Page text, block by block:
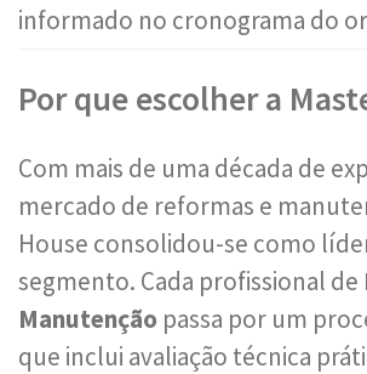
informado no cronograma do
Por que escolher a
Com mais de uma década de
mercado de reformas e
House consolidou-se como
segmento. Cada profissional de
Manutenção passa por um
que inclui avaliação técnica